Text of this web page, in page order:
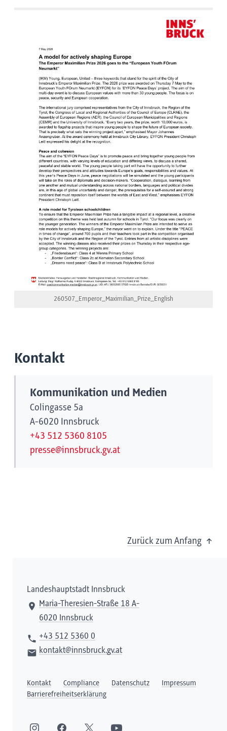
260507_Emperor_Maximilian_Prize_English
Kontakt
Kommunikation und Medien
Colingasse 5a
A-6020 Innsbruck
+43 512 5360 8105
presse@innsbruck.gv.at
Zurück zum Anfang
Landeshauptstadt Innsbruck
Maria-Theresien-Straße 18 A-
6020 Innsbruck
+43 512 5360 0
kontakt@innsbruck.gv.at
Kontakt Compliance Datenschutz
Impressum
Barrierefreiheitserklärung